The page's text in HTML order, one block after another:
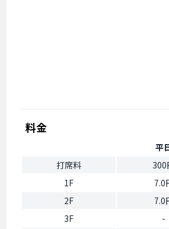
料金
平
打席料
300
1F
7.0
2F
7.0
3F
-